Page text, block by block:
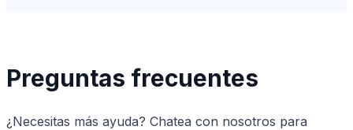
Preguntas frecuentes
¿Necesitas más ayuda? Chatea con nosotros para